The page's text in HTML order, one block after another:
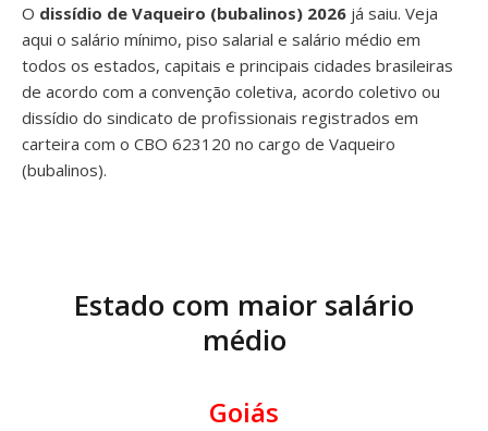
O dissídio de Vaqueiro (bubalinos) 2026 já saiu. Veja
aqui o salário mínimo, piso salarial e salário médio em
todos os estados, capitais e principais cidades brasileiras
de acordo com a convenção coletiva, acordo coletivo ou
dissídio do sindicato de profissionais registrados em
carteira com o CBO 623120 no cargo de Vaqueiro
(bubalinos).
Estado com maior salário
médio
Goiás